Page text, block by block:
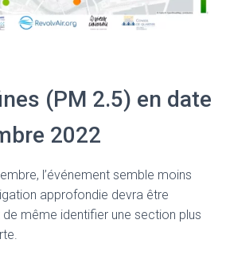
(PM 2.5) en date
2022
l’événement semble moins
approfondie devra être
même identifier une section plus